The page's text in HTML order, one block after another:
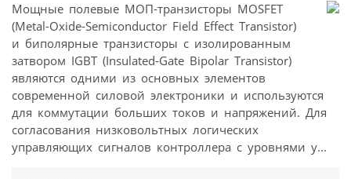
Мощные полевые МОП-транзисторы MOSFET
(Metal-Oxide-Semiconductor Field Effect Transistor)
и биполярные транзисторы с изолированным
затвором IGBT (Insulated-Gate Bipolar Transistor)
являются одними из основных элементов
современной силовой электроники и используются
для коммутации больших токов и напряжений. Для
согласования низковольтных логических
управляющих сигналов контроллера с уровнями у...